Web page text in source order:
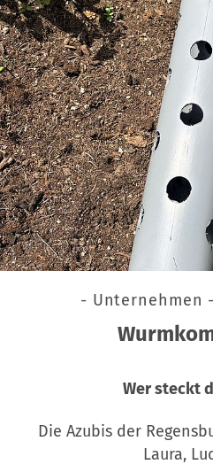
- Unternehmen
Wer steckt
Die Azubis der
Laura,